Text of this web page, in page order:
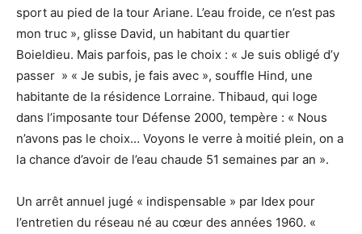
sport au pied de la tour Ariane. L’eau froide, ce n’est pas
mon truc », glisse David, un habitant du quartier
Boieldieu. Mais parfois, pas le choix : « Je suis obligé d’y
passer » « Je subis, je fais avec », souffle Hind, une
habitante de la résidence Lorraine. Thibaud, qui loge
dans l’imposante tour Défense 2000, tempère : « Nous
n’avons pas le choix… Voyons le verre à moitié plein, on a
la chance d’avoir de l’eau chaude 51 semaines par an ».
Un arrêt annuel jugé « indispensable » par Idex pour
l’entretien du réseau né au cœur des années 1960. «